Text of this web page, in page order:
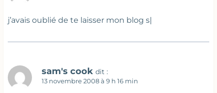
j’avais oublié de te laisser mon blog s|
sam's cook dit :
13 novembre 2008 à 9 h 16 min